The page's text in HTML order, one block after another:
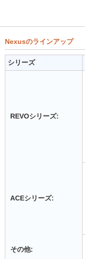
Nexusのラインアップ
シリーズ
REVOシリーズ:
ACEシリーズ:
その他: